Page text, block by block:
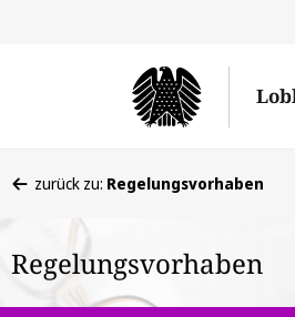
befinden
hier:
zurück zu: Regelungsvorhaben
Regelungsvorhaben